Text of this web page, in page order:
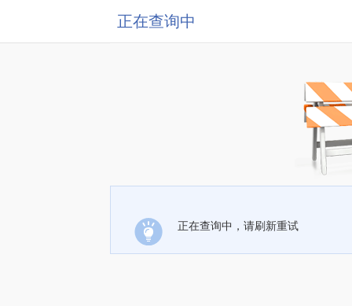
正在查询中
正在查询中，请刷新重试